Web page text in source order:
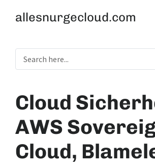
allesnurgecloud.com
Cloud
AWS
Cloud,